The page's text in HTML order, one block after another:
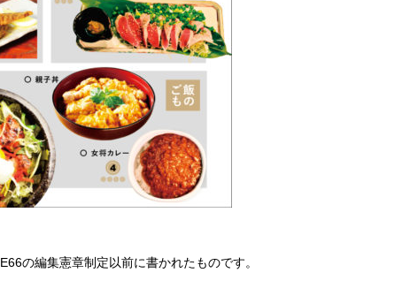
の編集憲章制定以前に書かれたものです。